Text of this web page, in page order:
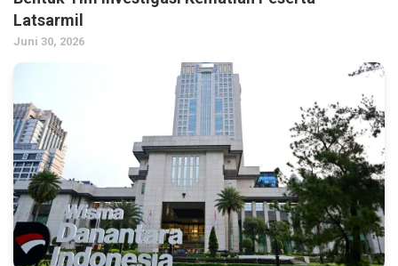
Latsarmil
Juni 30, 2026